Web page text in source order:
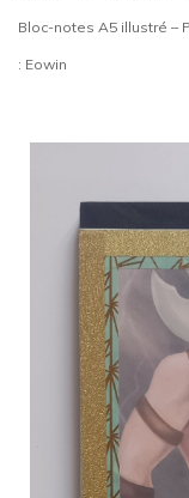
Bloc-notes A5 illustré –
: Eowin